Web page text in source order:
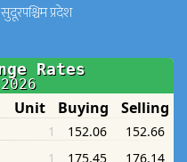
सुदूरपश्चिम प्रदेश